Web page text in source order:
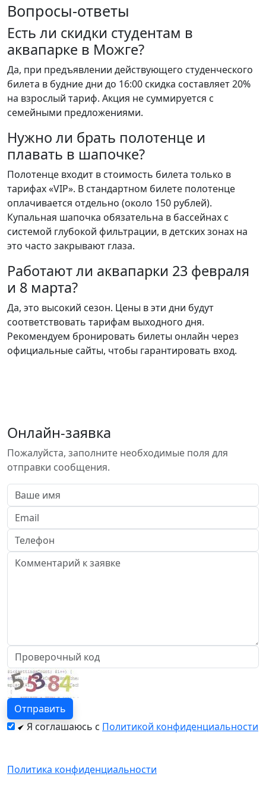
Вопросы-ответы
Есть ли скидки студентам в
аквапарке в Можге?
Да, при предъявлении действующего студенческого
билета в будние дни до 16:00 скидка составляет 20%
на взрослый тариф. Акция не суммируется с
семейными предложениями.
Нужно ли брать полотенце и
плавать в шапочке?
Полотенце входит в стоимость билета только в
тарифах «VIP». В стандартном билете полотенце
оплачивается отдельно (около 150 рублей).
Купальная шапочка обязательна в бассейнах с
системой глубокой фильтрации, в детских зонах на
это часто закрывают глаза.
Работают ли аквапарки 23 февраля
и 8 марта?
Да, это высокий сезон. Цены в эти дни будут
соответствовать тарифам выходного дня.
Рекомендуем бронировать билеты онлайн через
официальные сайты, чтобы гарантировать вход.
Онлайн-заявка
Пожалуйста, заполните необходимые поля для
отправки сообщения.
Я соглашаюсь с Политикой конфиденциальности
Политика конфиденциальности